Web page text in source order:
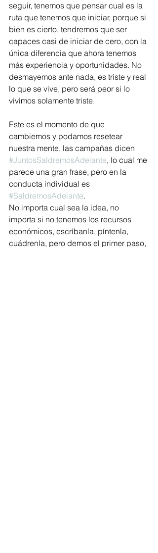
seguir, tenemos que pensar cual es la
ruta que tenemos que iniciar, porque si
bien es cierto, tendremos que ser
capaces casi de iniciar de cero, con la
única diferencia que ahora tenemos
más experiencia y oportunidades. No
desmayemos ante nada, es triste y real
lo que se vive, pero será peor si lo
vivimos solamente triste.
Este es el momento de que
cambiemos y podamos resetear
nuestra mente, las campañas dicen
#JuntosSaldremosAdelante, lo cual me
parece una gran frase, pero en la
conducta individual es
#SaldremosAdelante.
No importa cual sea la idea, no
importa si no tenemos los recursos
económicos, escríbanla, píntenla,
cuádrenla, pero demos el primer paso,